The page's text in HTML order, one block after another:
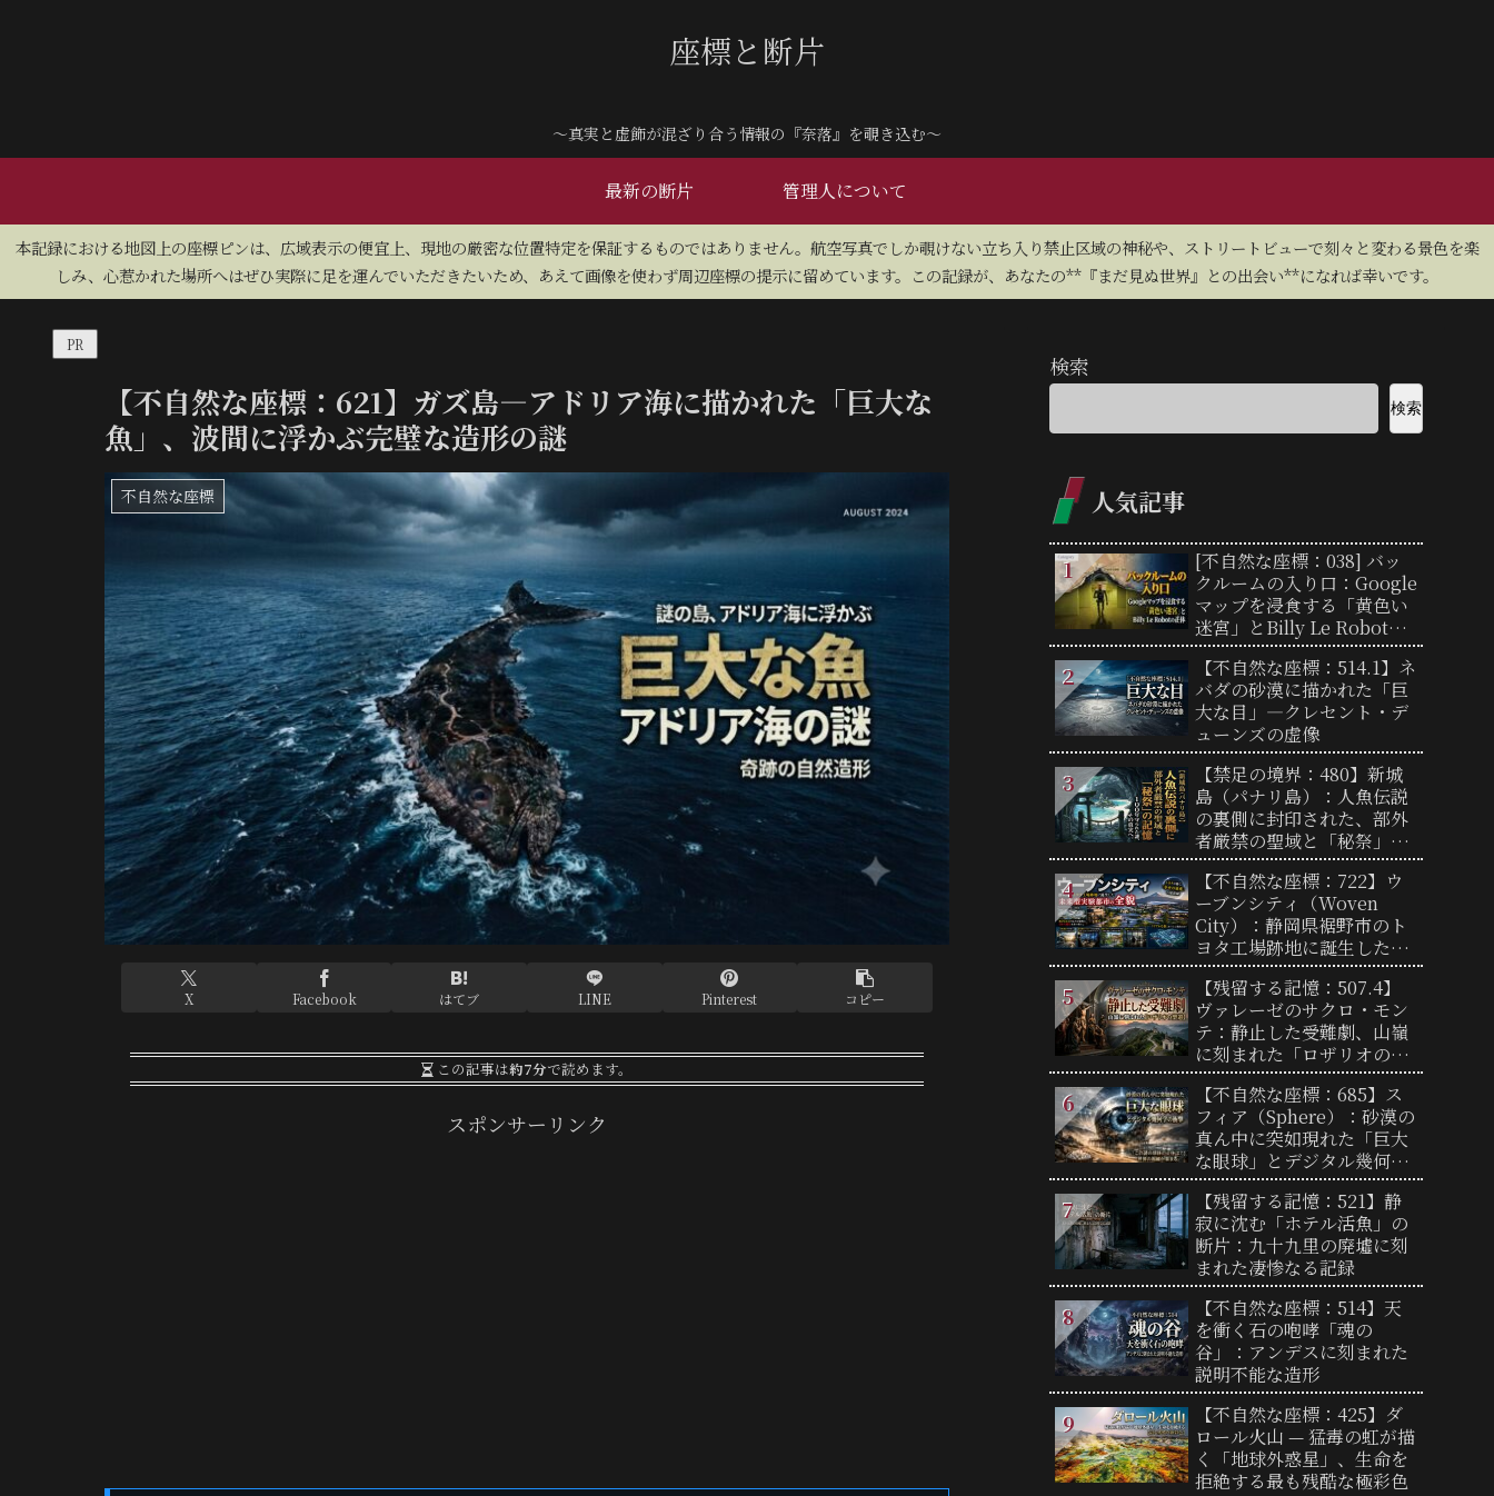
座標と断片
～真実と虚飾が混ざり合う情報の『奈落』を覗き込む～
最新の断片 管理人について
​本記録における地図上の座標ピンは、広域表示の便宜上、現地の厳密な位置特定を保証するものではありません。航空写真でしか覗けない立ち入り禁止区域の神秘や、ストリートビューで刻々と変わる景色を楽
しみ、心惹かれた場所へはぜひ実際に足を運んでいただきたいため、あえて画像を使わず周辺座標の提示に留めています。この記録が、あなたの**『まだ見ぬ世界』との出会い**になれば幸いです。
PR
【不自然な座標：621】ガズ島―アドリア海に描かれた「巨大な
魚」、波間に浮かぶ完璧な造形の謎
不自然な座標
X Facebook はてブ LINE Pinterest コピー
この記事は約7分で読めます。
スポンサーリンク
検索
検索
人気記事
[不自然な座標：038] バッ
クルームの入り口：Google
マップを浸食する「黄色い
迷宮」とBilly Le Robotの
正体
【不自然な座標：514.1】ネ
バダの砂漠に描かれた「巨
大な目」―クレセント・デ
ューンズの虚像
【禁足の境界：480】新城
島（パナリ島）：人魚伝説
の裏側に封印された、部外
者厳禁の聖域と「秘祭」の
記憶
【不自然な座標：722】ウ
ーブンシティ（Woven
City）：静岡県裾野市のト
ヨタ工場跡地に誕生した未
来型実験都市の全貌と「リ
アルな街」の謎
【残留する記憶：507.4】
ヴァレーゼのサクロ・モン
テ：静止した受難劇、山嶺
に刻まれた「ロザリオの聖
道」
【不自然な座標：685】ス
フィア（Sphere）：砂漠の
真ん中に突如現れた「巨大
な眼球」とデジタル幾何学
の衝撃
【残留する記憶：521】静
寂に沈む「ホテル活魚」の
断片：九十九里の廃墟に刻
まれた凄惨なる記録
【不自然な座標：514】天
を衝く石の咆哮「魂の
谷」：アンデスに刻まれた
説明不能な造形
【不自然な座標：425】ダ
ロール火山 — 猛毒の虹が描
く「地球外惑星」、生命を
拒絶する最も残酷な極彩色